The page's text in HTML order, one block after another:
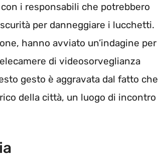
i responsabili che potrebbero
per danneggiare i lucchetti.
hanno avviato un’indagine per
di videosorveglianza
gesto è aggravata dal fatto che
della città, un luogo di incontro